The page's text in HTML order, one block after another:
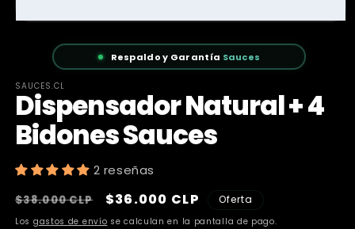
Respaldo y Garantía Sauces
SAUCES.CL
Dispensador Natural + 4
Bidones Sauces
2 reseñas
Precio
habitual
$38.000 CLP
Precio
de
$36.000 CLP Oferta
Los gastos de envío se calculan en la pantalla de pago.